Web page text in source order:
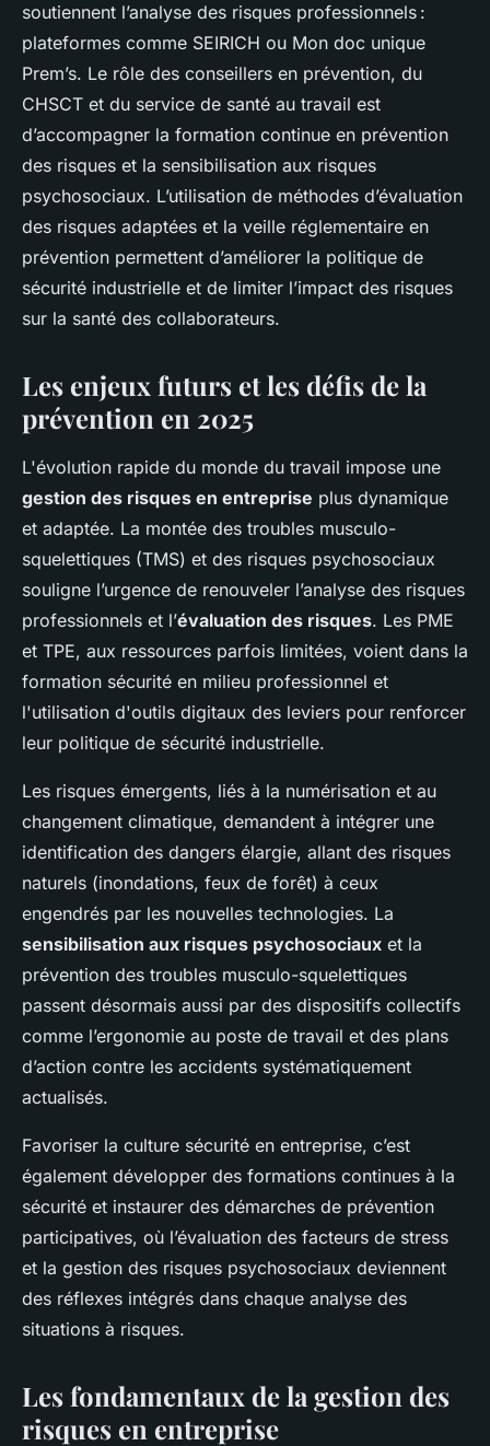
soutiennent l’analyse des risques professionnels :
plateformes comme SEIRICH ou Mon doc unique
Prem’s. Le rôle des conseillers en prévention, du
CHSCT et du service de santé au travail est
d’accompagner la formation continue en prévention
des risques et la sensibilisation aux risques
psychosociaux. L’utilisation de méthodes d’évaluation
des risques adaptées et la veille réglementaire en
prévention permettent d’améliorer la politique de
sécurité industrielle et de limiter l’impact des risques
sur la santé des collaborateurs.
Les enjeux futurs et les défis de la
prévention en 2025
L'évolution rapide du monde du travail impose une
gestion des risques en entreprise plus dynamique
et adaptée. La montée des troubles musculo-
squelettiques (TMS) et des risques psychosociaux
souligne l’urgence de renouveler l’analyse des risques
professionnels et l’évaluation des risques. Les PME
et TPE, aux ressources parfois limitées, voient dans la
formation sécurité en milieu professionnel et
l'utilisation d'outils digitaux des leviers pour renforcer
leur politique de sécurité industrielle.
Les risques émergents, liés à la numérisation et au
changement climatique, demandent à intégrer une
identification des dangers élargie, allant des risques
naturels (inondations, feux de forêt) à ceux
engendrés par les nouvelles technologies. La
sensibilisation aux risques psychosociaux et la
prévention des troubles musculo-squelettiques
passent désormais aussi par des dispositifs collectifs
comme l’ergonomie au poste de travail et des plans
d’action contre les accidents systématiquement
actualisés.
Favoriser la culture sécurité en entreprise, c’est
également développer des formations continues à la
sécurité et instaurer des démarches de prévention
participatives, où l’évaluation des facteurs de stress
et la gestion des risques psychosociaux deviennent
des réflexes intégrés dans chaque analyse des
situations à risques.
Les fondamentaux de la gestion des
risques en entreprise